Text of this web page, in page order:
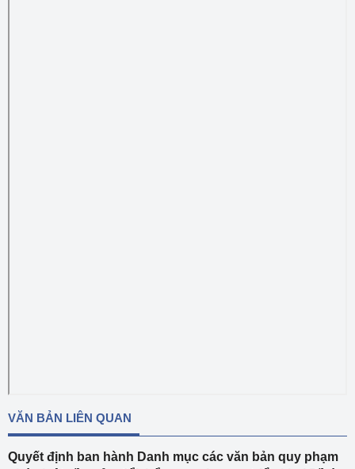
VĂN BẢN LIÊN QUAN
Quyết định ban hành Danh mục các văn bản quy phạm